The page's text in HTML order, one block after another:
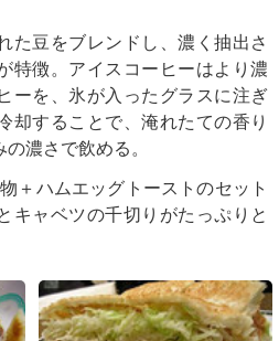
た豆をブレンドし、濃く抽出さ
特徴。アイスコーヒーはより濃
ーを、氷が入ったグラスに注ぎ
却することで、淹れたての香り
濃さで飲める。
＋ハムエッグトーストのセット
キャベツの千切りがたっぷりと